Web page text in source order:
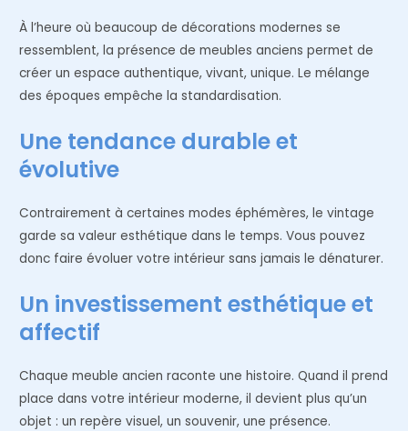
À l’heure où beaucoup de décorations modernes se
ressemblent, la présence de meubles anciens permet de
créer un espace authentique, vivant, unique. Le mélange
des époques empêche la standardisation.
Une tendance durable et
évolutive
Contrairement à certaines modes éphémères, le vintage
garde sa valeur esthétique dans le temps. Vous pouvez
donc faire évoluer votre intérieur sans jamais le dénaturer.
Un investissement esthétique et
affectif
Chaque meuble ancien raconte une histoire. Quand il prend
place dans votre intérieur moderne, il devient plus qu’un
objet : un repère visuel, un souvenir, une présence.